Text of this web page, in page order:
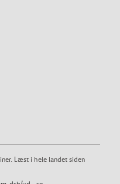
Læst i hele landet siden